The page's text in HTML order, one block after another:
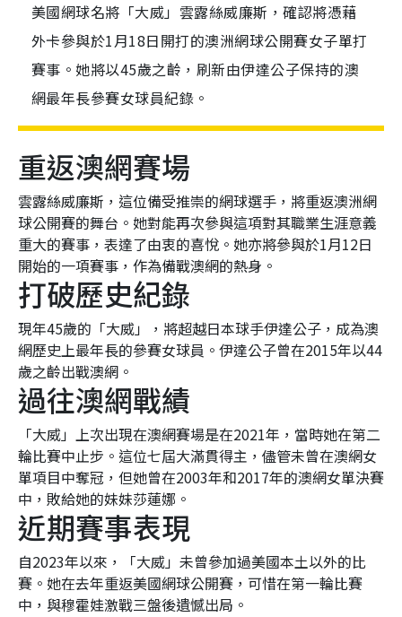
美國網球名將「大威」雲露絲威廉斯，確認將憑藉
外卡參與於1月18日開打的澳洲網球公開賽女子單打
賽事。她將以45歲之齡，刷新由伊達公子保持的澳
網最年長參賽女球員紀錄。
重返澳網賽場
雲露絲威廉斯，這位備受推崇的網球選手，將重返澳洲網
球公開賽的舞台。她對能再次參與這項對其職業生涯意義
重大的賽事，表達了由衷的喜悅。她亦將參與於1月12日
開始的一項賽事，作為備戰澳網的熱身。
打破歷史紀錄
現年45歲的「大威」，將超越日本球手伊達公子，成為澳
網歷史上最年長的參賽女球員。伊達公子曾在2015年以44
歲之齡出戰澳網。
過往澳網戰績
「大威」上次出現在澳網賽場是在2021年，當時她在第二
輪比賽中止步。這位七屆大滿貫得主，儘管未曾在澳網女
單項目中奪冠，但她曾在2003年和2017年的澳網女單決賽
中，敗給她的妹妹莎蓮娜。
近期賽事表現
自2023年以來，「大威」未曾參加過美國本土以外的比
賽。她在去年重返美國網球公開賽，可惜在第一輪比賽
中，與穆霍娃激戰三盤後遺憾出局。